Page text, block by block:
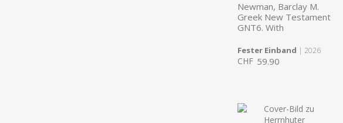
Newman, Barclay M.
Greek New Testament
GNT6. With
Fester Einband | 2026
CHF 59.90